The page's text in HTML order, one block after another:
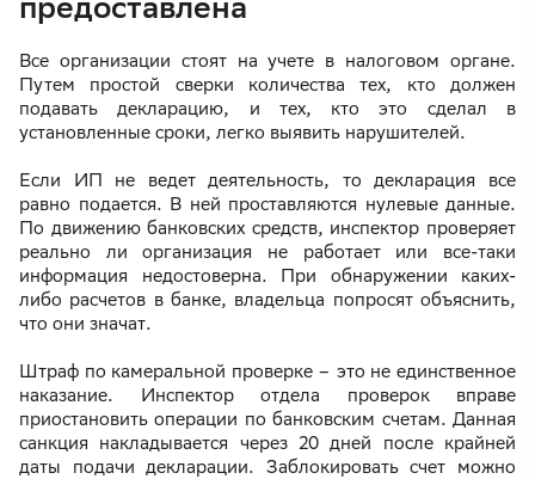
Все организации стоят на учете в налоговом органе.
Путем простой сверки количества тех, кто должен
подавать декларацию, и тех, кто это сделал в
установленные сроки, легко выявить нарушителей.
Если ИП не ведет деятельность, то декларация все
равно подается. В ней проставляются нулевые данные.
По движению банковских средств, инспектор проверяет
реально ли организация не работает или все-таки
информация недостоверна. При обнаружении каких-
либо расчетов в банке, владельца попросят объяснить,
что они значат.
Штраф по камеральной проверке – это не единственное
наказание. Инспектор отдела проверок вправе
приостановить операции по банковским счетам. Данная
санкция накладывается через 20 дней после крайней
даты подачи декларации. Заблокировать счет можно